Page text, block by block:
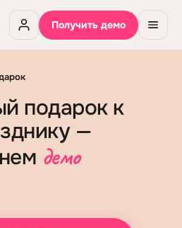
Получить демо
подарок к
—
демо